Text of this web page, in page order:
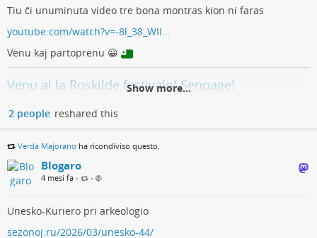
Tiu ĉi unuminuta video tre bona montras kion ni faras
youtube.com/watch?v=-8l_38_WII…
Venu kaj partoprenu 😀
Venu al la Roskilde festivalo! Senpage!
Profitez des vidéos et de la musique que vous aimez, mettez en ligne
Show more...
2 people reshared this
Verda Majorano ha ricondiviso questo.
Blogaro
4 mesi fa • •
Unesko-Kuriero pri arkeologio
sezonoj.ru/2026/03/unesko-44/